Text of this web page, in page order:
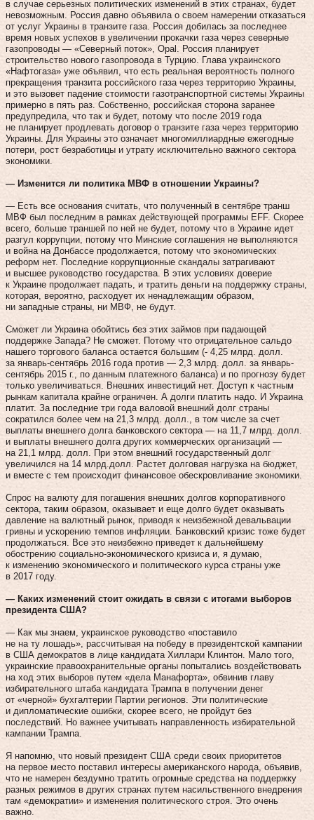
в случае серьезных политических изменений в этих странах, будет
невозможным. Россия давно объявила о своем намерении отказаться
от услуг Украины в транзите газа. Россия добилась за последнее
время новых успехов в увеличении прокачки газа через северные
газопроводы — «Северный поток», Opal. Россия планирует
строительство нового газопровода в Турцию. Глава украинского
«Нафтогаза» уже объявил, что есть реальная вероятность полного
прекращения транзита российского газа через территорию Украины,
и это вызовет падение стоимости газотранспортной системы Украины
примерно в пять раз. Собственно, российская сторона заранее
предупредила, что так и будет, потому что после 2019 года
не планирует продлевать договор о транзите газа через территорию
Украины. Для Украины это означает многомиллиардные ежегодные
потери, рост безработицы и утрату исключительно важного сектора
экономики.
— Изменится ли политика МВФ в отношении Украины?
— Есть все основания считать, что полученный в сентябре транш
МВФ был последним в рамках действующей программы EFF. Скорее
всего, больше траншей по ней не будет, потому что в Украине идет
разгул коррупции, потому что Минские соглашения не выполняются
и война на Донбассе продолжается, потому что экономических
реформ нет. Последние коррупционные скандалы затрагивают
и высшее руководство государства. В этих условиях доверие
к Украине продолжает падать, и тратить деньги на поддержку страны,
которая, вероятно, расходует их ненадлежащим образом,
ни западные страны, ни МВФ, не будут.
Сможет ли Украина обойтись без этих займов при падающей
поддержке Запада? Не сможет. Потому что отрицательное сальдо
нашего торгового баланса остается большим (- 4,25 млрд. долл.
за январь-сентябрь 2016 года против — 2,3 млрд. долл. за январь-
сентябрь 2015 г., по данным платежного баланса) и по прогнозу будет
только увеличиваться. Внешних инвестиций нет. Доступ к частным
рынкам капитала крайне ограничен. А долги платить надо. И Украина
платит. За последние три года валовой внешний долг страны
сократился более чем на 21,3 млрд. долл., в том числе за счет
выплаты внешнего долга банковского сектора — на 11,7 млрд. долл.
и выплаты внешнего долга других коммерческих организаций —
на 21,1 млрд. долл. При этом внешний государственный долг
увеличился на 14 млрд.долл. Растет долговая нагрузка на бюджет,
и вместе с тем происходит финансовое обескровливание экономики.
Спрос на валюту для погашения внешних долгов корпоративного
сектора, таким образом, оказывает и еще долго будет оказывать
давление на валютный рынок, приводя к неизбежной девальвации
гривны и ускорению темпов инфляции. Банковский кризис тоже будет
продолжаться. Все это неизбежно приведет к дальнейшему
обострению социально-экономического кризиса и, я думаю,
к изменению экономического и политического курса страны уже
в 2017 году.
— Каких изменений стоит ожидать в связи с итогами выборов
президента США?
— Как мы знаем, украинское руководство «поставило
не на ту лошадь», рассчитывая на победу в президентской кампании
в США демократов в лице кандидата Хиллари Клинтон. Мало того,
украинские правоохранительные органы попытались воздействовать
на ход этих выборов путем «дела Манафорта», обвинив главу
избирательного штаба кандидата Трампа в получении денег
от «черной» бухгалтерии Партии регионов. Эти политические
и дипломатические ошибки, скорее всего, не пройдут без
последствий. Но важнее учитывать направленность избирательной
кампании Трампа.
Я напомню, что новый президент США среди своих приоритетов
на первое место поставил интересы американского народа, объявив,
что не намерен бездумно тратить огромные средства на поддержку
разных режимов в других странах путем насильственного внедрения
там «демократии» и изменения политического строя. Это очень
важно.